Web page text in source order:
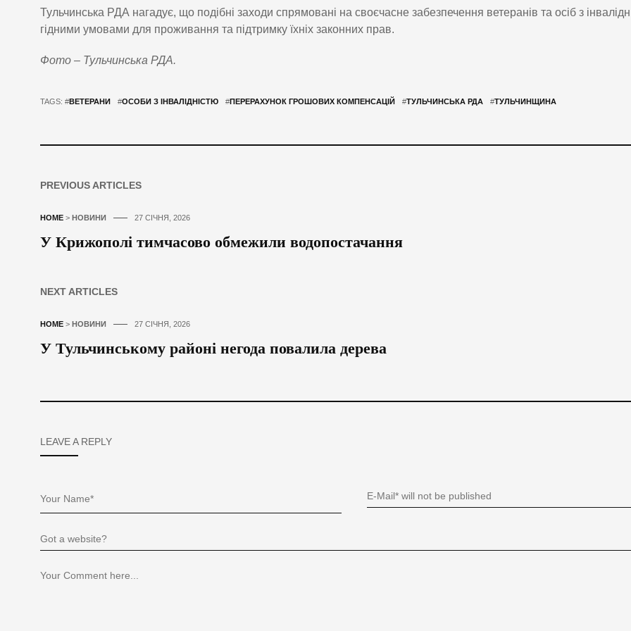
Тульчинська РДА нагадує, що подібні заходи спрямовані на своєчасне забезпечення ветеранів та осіб з
гідними умовами для проживання та підтримку їхніх законних прав.
Фото – Тульчинська РДА.
TAGS: #ВЕТЕРАНИ #ОСОБИ З ІНВАЛІДНІСТЮ #ПЕРЕРАХУНОК ГРОШОВИХ КОМПЕНСАЦІЙ #ТУЛЬЧИНСЬКА РДА #ТУЛЬЧИНЩИНА
PREVIOUS ARTICLES
HOME > НОВИНИ 27 СІЧНЯ, 2026
У Крижополі тимчасово обмежили водопостачання
NEXT ARTICLES
HOME > НОВИНИ 27 СІЧНЯ, 2026
У Тульчинському районі негода повалила дерева
LEAVE A REPLY